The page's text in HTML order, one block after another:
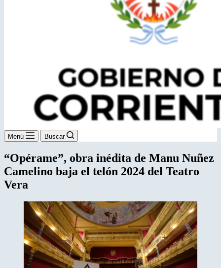
Menú Buscar
“Opérame”, obra inédita de Manu Nuñez
Camelino baja el telón 2024 del Teatro
Vera